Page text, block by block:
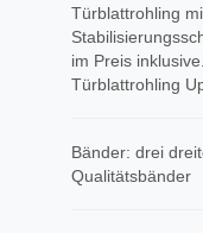
Türblattrohling
im Preis
Türblattrohling
Bänder: drei
Qualitätsbänder